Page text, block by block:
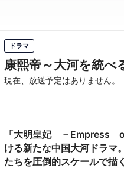
ドラマ
康熙帝～大河を統べ
現在、放送予定はありません。
「大明皇妃 －Empress
ける新たな中国大河ドラマ
たちを圧倒的スケールで描